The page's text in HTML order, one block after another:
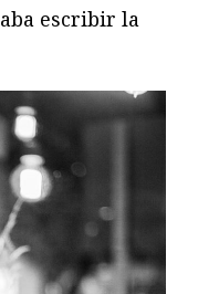
escribir la